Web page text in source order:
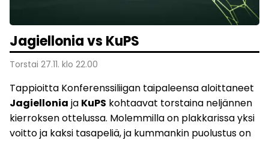
Jagiellonia vs KuPS
Torstai 27.11. klo 22.00
Tappioitta Konferenssiliigan taipaleensa aloittaneet
Jagiellonia ja KuPS kohtaavat torstaina neljännen
kierroksen ottelussa. Molemmilla on plakkarissa yksi
voitto ja kaksi tasapeliä, ja kummankin puolustus on